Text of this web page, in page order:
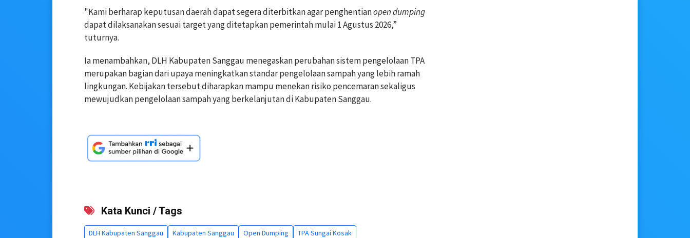
"Kami berharap keputusan daerah dapat segera diterbitkan agar penghentianopen dumping
dapat dilaksanakan sesuai target yang ditetapkan pemerintah mulai 1 Agustus 2026,”
tuturnya.
Ia menambahkan, DLH Kabupaten Sanggau menegaskan perubahan sistem pengelolaan TPA
merupakan bagian dari upaya meningkatkan standar pengelolaan sampah yang lebih ramah
lingkungan. Kebijakan tersebut diharapkan mampu menekan risiko pencemaran sekaligus
mewujudkan pengelolaan sampah yang berkelanjutan di Kabupaten Sanggau.
Kata Kunci / Tags
DLH Kabupaten Sanggau Kabupaten Sanggau Open Dumping TPA Sungai Kosak